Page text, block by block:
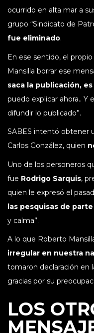
ocurrido en alta mar a
grupo “Sindicato de
fue eliminado.
En ese sentido, el propio
Mansilla borrar ese
saca la publicación,
puedo explicar ahora.. Y
difundir lo publicado”.
SABES intentó obtener
Carlos González, quien
Uno de los personeros
fue Rodrigo Sarquis,
quien le expresó el
las pesquisas de
y calma”.
A lo que Roberto
irregular en nuestra
tomaron declaración en
gracias por su
LOS